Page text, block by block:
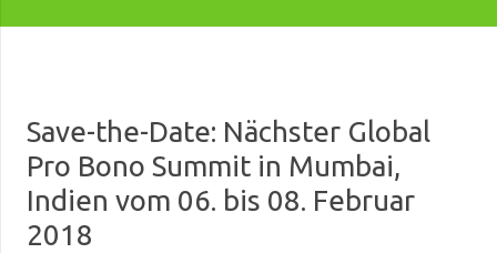
Save-the-Date: Nächster Global
Pro Bono Summit in Mumbai,
Indien vom 06. bis 08. Februar
2018